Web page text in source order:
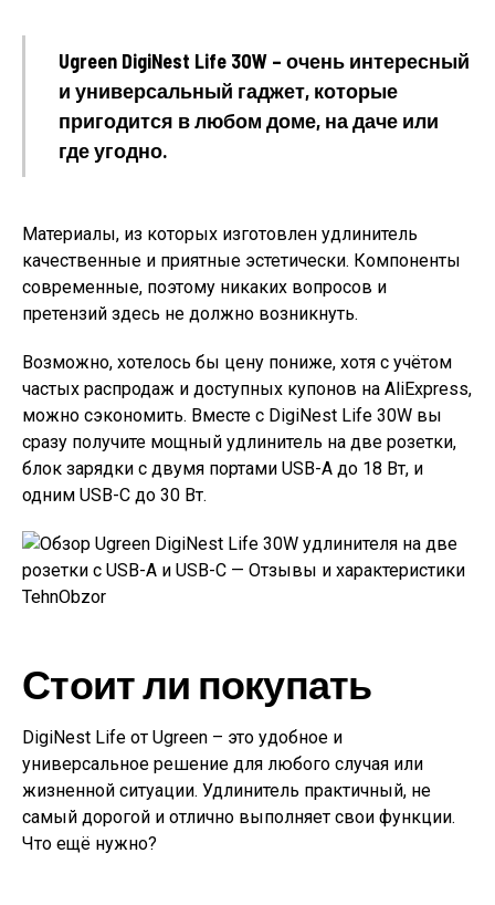
Ugreen DigiNest Life 30W – очень интересный
и универсальный гаджет, которые
пригодится в любом доме, на даче или
где угодно.
Материалы, из которых изготовлен удлинитель
качественные и приятные эстетически. Компоненты
современные, поэтому никаких вопросов и
претензий здесь не должно возникнуть.
Возможно, хотелось бы цену пониже, хотя с учётом
частых распродаж и доступных купонов на AliExpress,
можно сэкономить. Вместе с DigiNest Life 30W вы
сразу получите мощный удлинитель на две розетки,
блок зарядки с двумя портами USB-A до 18 Вт, и
одним USB-C до 30 Вт.
Стоит ли покупать
DigiNest Life от Ugreen – это удобное и
универсальное решение для любого случая или
жизненной ситуации. Удлинитель практичный, не
самый дорогой и отлично выполняет свои функции.
Что ещё нужно?